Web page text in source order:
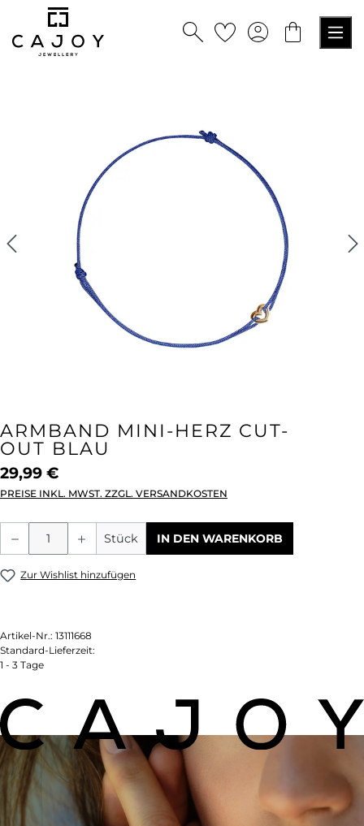
springen
ARMBAND MINI-HERZ CUT-
OUT BLAU
29,99 €
PREISE INKL. MWST. ZZGL. VERSANDKOSTEN
Produkt Anzahl: Gib den gewünschten
Stück IN DEN WARENKORB
Zur Wishlist hinzufügen
Artikel-Nr.: 13111668
Standard-Lieferzeit:
1 - 3 Tage